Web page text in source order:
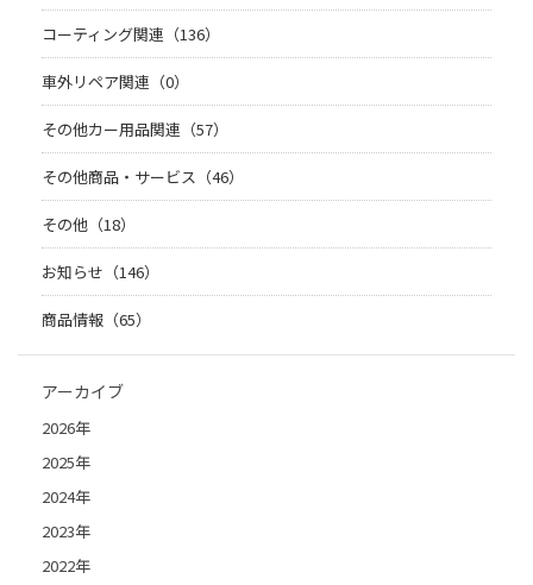
コーティング関連（136）
車外リペア関連（0）
その他カー用品関連（57）
その他商品・サービス（46）
その他（18）
お知らせ（146）
商品情報（65）
アーカイブ
2026年
2025年
2024年
2023年
2022年